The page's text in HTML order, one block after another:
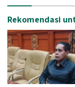
Rekomendasi